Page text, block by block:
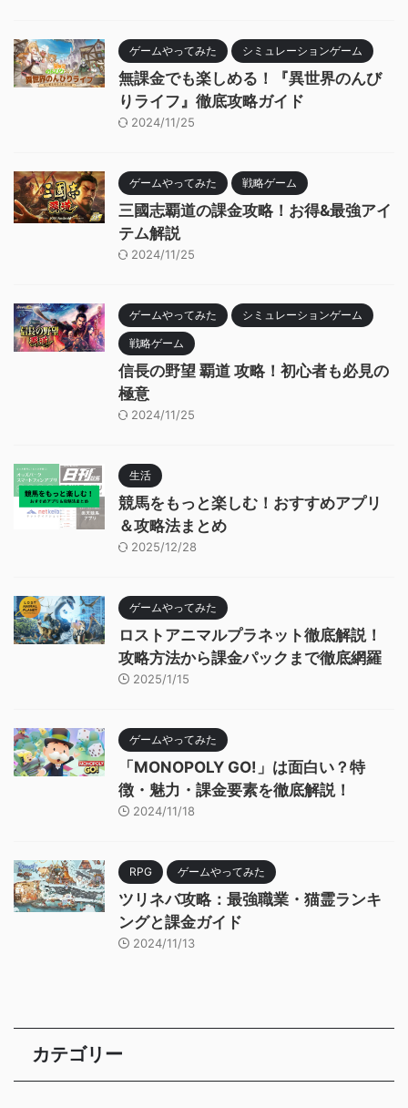
ゲームやってみた シミュレーションゲーム
無課金でも楽しめる！『異世界のんび
りライフ』徹底攻略ガイド
2024/11/25
ゲームやってみた 戦略ゲーム
三國志覇道の課金攻略！お得&最強アイ
テム解説
2024/11/25
ゲームやってみた シミュレーションゲーム
戦略ゲーム
信長の野望 覇道 攻略！初心者も必見の
極意
2024/11/25
生活
競馬をもっと楽しむ！おすすめアプリ
＆攻略法まとめ
2025/12/28
ゲームやってみた
ロストアニマルプラネット徹底解説！
攻略方法から課金パックまで徹底網羅
2025/1/15
ゲームやってみた
「MONOPOLY GO!」は面白い？特
徴・魅力・課金要素を徹底解説！
2024/11/18
RPG ゲームやってみた
ツリネバ攻略：最強職業・猫霊ランキ
ングと課金ガイド
2024/11/13
カテゴリー